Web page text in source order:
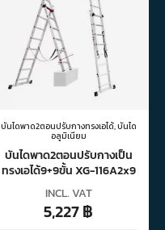
บันไดพาด2ตอนปรับกางทรงเอได้,บันได
อลูมิเนียม
บันไดพาด2ตอนปรับกางเป็น
ทรงเอได้9+9ขั้น XG-116A2x9
INCL. VAT
5,227฿